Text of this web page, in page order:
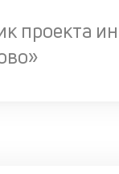
проекта